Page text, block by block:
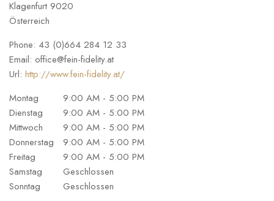
Klagenfurt 9020
Österreich
Phone: 43 (0)664 284 12 33
Email: office@fein-fidelity.at
Url: http://www.fein-fidelity.at/
Montag
9:00 AM - 5:00 PM
Dienstag
9:00 AM - 5:00 PM
Mittwoch
9:00 AM - 5:00 PM
Donnerstag
9:00 AM - 5:00 PM
Freitag
9:00 AM - 5:00 PM
Samstag
Geschlossen
Sonntag
Geschlossen